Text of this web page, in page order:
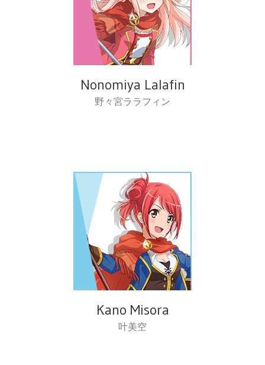
Nonomiya Lalafin
野々宮ララフィン
Kano Misora
叶美空